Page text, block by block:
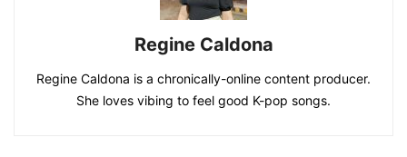
Regine Caldona
Regine Caldona is a chronically-online content producer.
She loves vibing to feel good K-pop songs.